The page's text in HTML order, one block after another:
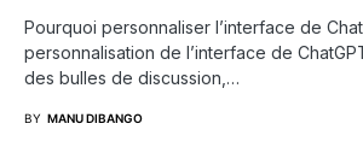
Pourquoi personnaliser l’interface de
personnalisation de l’interface de
des bulles de discussion,…
BY MANU DIBANGO